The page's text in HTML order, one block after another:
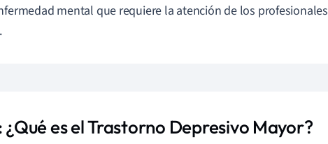
mental que requiere la atención de los profesionales
es el Trastorno Depresivo Mayor?